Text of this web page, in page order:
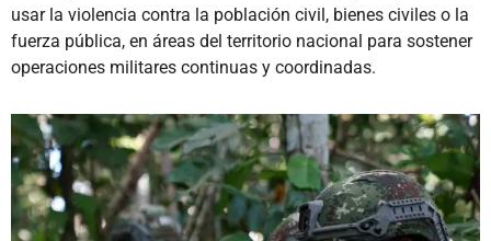
usar la violencia contra la población civil, bienes civiles o la
fuerza pública, en áreas del territorio nacional para sostener
operaciones militares continuas y coordinadas.